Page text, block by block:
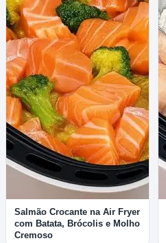
Salmão Crocante na Air Fryer
com Batata, Brócolis e Molho
Cremoso